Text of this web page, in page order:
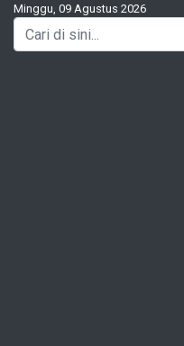
Minggu, 09 Agustus 2026